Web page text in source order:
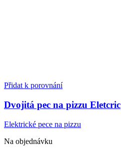
Přidat k porovnání
Dvojitá pec na pizzu Eletcric
Elektrické pece na pizzu
Na objednávku